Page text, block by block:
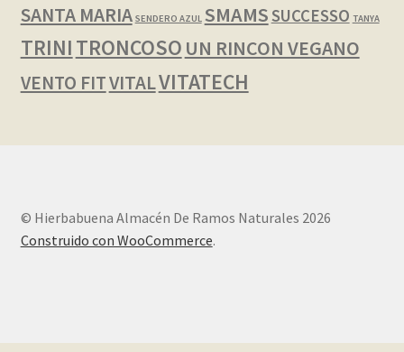
SANTA MARIA SENDERO AZUL SMAMSSUCCESSO TANYA
TRINI TRONCOSO UN RINCON VEGANO
VENTO FITVITALVITATECH
© Hierbabuena Almacén De Ramos Naturales 2026
Construido con WooCommerce.